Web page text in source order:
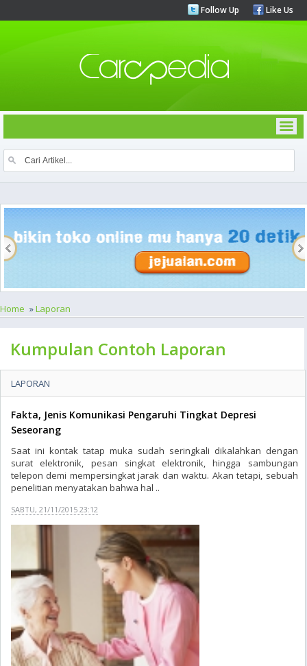
Follow Up Like Us
Home »Laporan
Kumpulan Contoh Laporan
LAPORAN
Fakta, Jenis Komunikasi Pengaruhi Tingkat Depresi
Seseorang
Saat ini kontak tatap muka sudah seringkali dikalahkan dengan
surat elektronik, pesan singkat elektronik, hingga sambungan
telepon demi mempersingkat jarak dan waktu. Akan tetapi, sebuah
penelitian menyatakan bahwa hal ..
SABTU, 21/11/2015 23:12